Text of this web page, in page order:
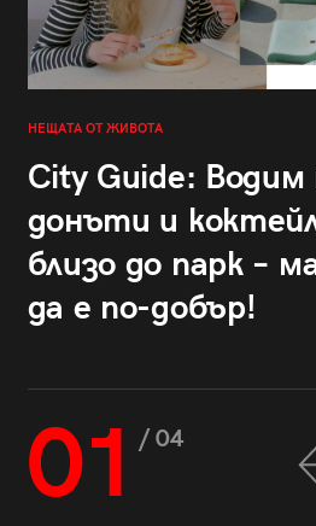
НЕЩАТА ОТ ЖИВОТА
City Guide:
донъти и
близо до парк –
да е по-добър!
01 / 04